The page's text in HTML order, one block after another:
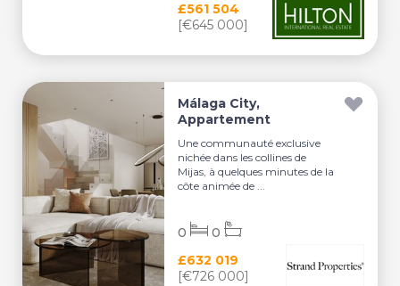
£561 504
[€645 000]
Málaga City,
Appartement
Une communauté exclusive
nichée dans les collines de
Mijas, à quelques minutes de la
côte animée de ...
£632 019
[€726 000]
0 0